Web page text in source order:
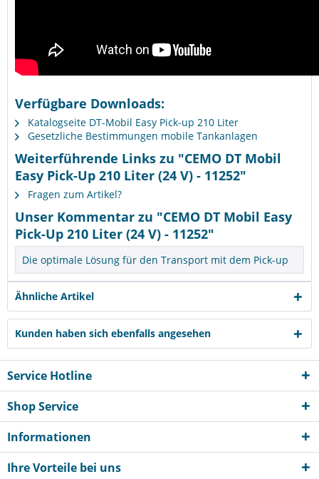
Verfügbare Downloads:
Katalogseite DT-Mobil Easy Pick-up 210 Liter
Gesetzliche Bestimmungen mobile Tankanlagen
Weiterführende Links zu "CEMO DT Mobil
Easy Pick-Up 210 Liter (24 V) - 11252"
Fragen zum Artikel?
Unser Kommentar zu "CEMO DT Mobil Easy
Pick-Up 210 Liter (24 V) - 11252"
Die optimale Lösung für den Transport mit dem Pick-up
Ähnliche Artikel
Kunden haben sich ebenfalls angesehen
Service Hotline
Shop Service
Informationen
Ihre Vorteile bei uns